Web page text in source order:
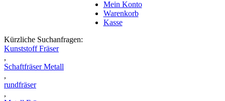
Mein Konto
Warenkorb
Kasse
Kürzliche Suchanfragen:
Kunststoff Fräser
,
Schaftfräser Metall
,
rundfräser
,